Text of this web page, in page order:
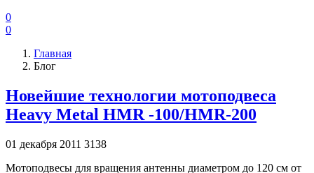
0
0
Главная
Блог
Новейшие технологии мотоподвеса
Heavy Metal HMR -100/HMR-200
01 декабря 2011 3138
Мотоподвесы для вращения антенны диаметром до 120 см от